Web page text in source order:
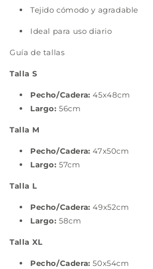
Tejido cómodo y agradable
Ideal para uso diario
Guía de tallas
Talla S
Pecho/Cadera: 45x48cm
Largo: 56cm
Talla M
Pecho/Cadera: 47x50cm
Largo: 57cm
Talla L
Pecho/Cadera: 49x52cm
Largo: 58cm
Talla XL
Pecho/Cadera: 50x54cm